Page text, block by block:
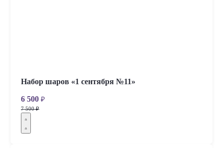
Набор шаров «1 сентября №11»
6 500 ₽
7 500 ₽